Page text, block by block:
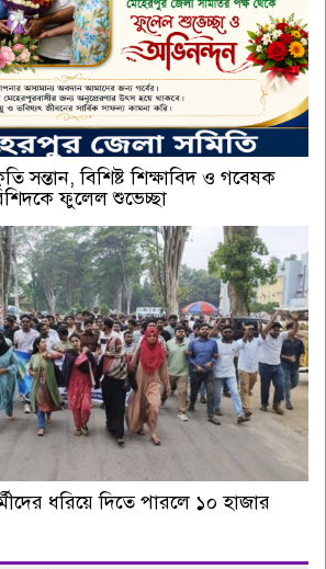
সন্তান, বিশিষ্ট শিক্ষাবিদ ও গবেষক
ফুলেল শুভেচ্ছা
ধরিয়ে দিতে পারলে ১০ হাজার